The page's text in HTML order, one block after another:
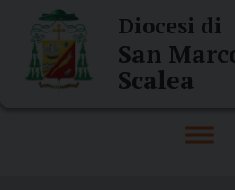
content
Diocesi di
San
Scalea